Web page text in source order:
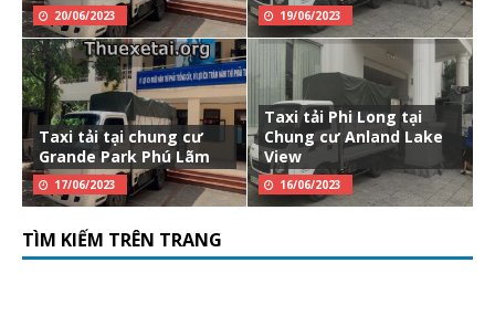
20/06/2023 19/06/2023
Taxi tải tại chung cư
Grande Park Phú Lãm
17/06/2023
Taxi tải Phi Long tại
Chung cư Anland Lake
View
16/06/2023
TÌM KIẾM TRÊN TRANG